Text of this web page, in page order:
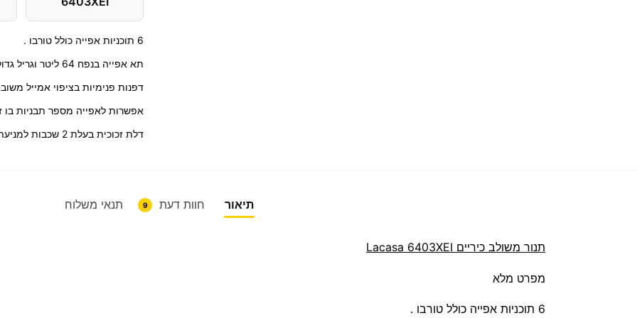
6 תוכניות אפייה כולל טורבו .
תא אפייה בנפח 64 ליטר וגריל גדול מרווח.
דפנות פנימיות בציפוי אמייל
אפשרות לאפייה מספר תבניות בו
דלת זכוכית בעלת 2 שכבות למניעת הולכת חום לחלקה החיצוני.
תיאור חוות דעת 9 תנאי משלוח
תנור משולב כיריים Lacasa 6403XEI
מפרט מלא
6 תוכניות אפייה כולל טורבו .